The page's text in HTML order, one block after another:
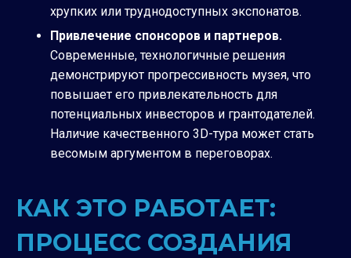
хрупких или труднодоступных экспонатов.
Привлечение спонсоров и партнеров.
Современные, технологичные решения
демонстрируют прогрессивность музея, что
повышает его привлекательность для
потенциальных инвесторов и грантодателей.
Наличие качественного 3D-тура может стать
весомым аргументом в переговорах.
КАК ЭТО РАБОТАЕТ:
ПРОЦЕСС СОЗДАНИЯ